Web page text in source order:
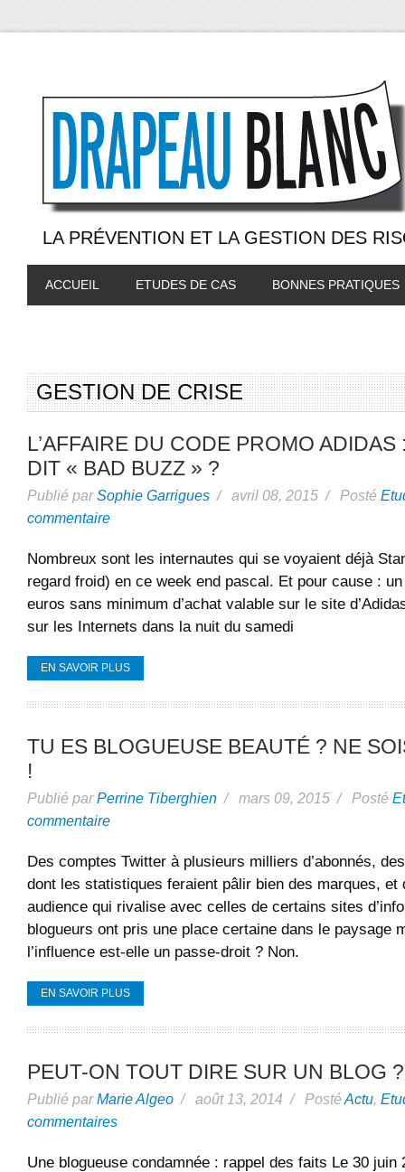
LA PRÉVENTION ET LA GESTION DES
ACCUEIL ETUDES DE CAS BONNES PRATIQUES
GESTION DE CRISE
L’AFFAIRE DU CODE PROMO ADIDAS
DIT « BAD BUZZ » ?
Publié parSophie Garrigues / avril 08, 2015 / Posté
commentaire
Nombreux sont les internautes qui se voyaient déjà
regard froid) en ce week end pascal. Et pour cause :
euros sans minimum d’achat valable sur le site
sur les Internets dans la nuit du samedi
EN SAVOIR PLUS
TU ES BLOGUEUSE BEAUTÉ ? NE
!
Publié parPerrine Tiberghien / mars 09, 2015 / Posté
commentaire
Des comptes Twitter à plusieurs milliers d’abonnés,
dont les statistiques feraient pâlir bien des marques, et
audience qui rivalise avec celles de certains sites
blogueurs ont pris une place certaine dans le paysage
l’influence est-elle un passe-droit ? Non.
EN SAVOIR PLUS
PEUT-ON TOUT DIRE SUR UN BLOG ?
Publié parMarie Algeo / août 13, 2014 / PostéActu,
commentaires
Une blogueuse condamnée : rappel des faits Le 30 juin